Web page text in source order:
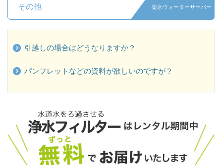
その他 楽水ウォーターサーバー
引越しの場合はどうなりますか？
パンフレットなどの資料が欲しいのですが？